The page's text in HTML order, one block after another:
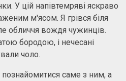
У цій напівтемряві яскраво
м'ясом. Я грівся біля
обличчя вождя чужинців.
бородою, і нечесані
чоло.
саме з ним, а